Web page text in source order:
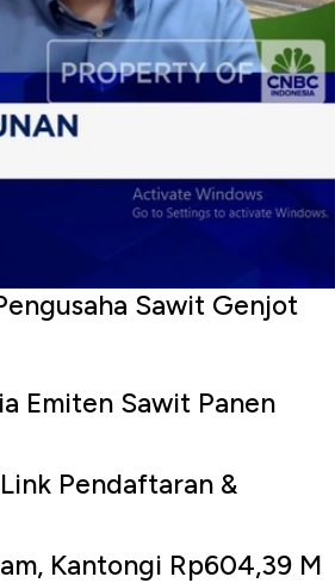
Sawit Genjot
Emiten Sawit Panen
Pendaftaran &
Kantongi Rp604,39 M